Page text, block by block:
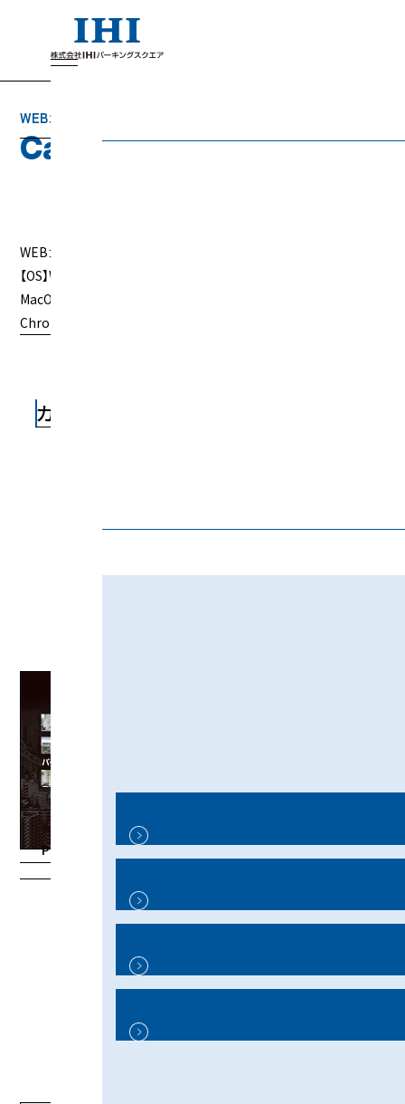
WEBカタログ
Ca og
WEBカタログに対応するOSとブラウザについて
【OS】Windows10、Windows8.1、Windows8、Windows7、
MacOSX10.8以上 【ブラウザ】Microsoft Edge最新版、Google
Chrome最新版、Firefox最新版、Safari最新版
カタログ一覧
2026年更新 24ページ
デジタルで閲覧
PDFをダウンロード
デジタルで閲覧
PDFをダウンロード